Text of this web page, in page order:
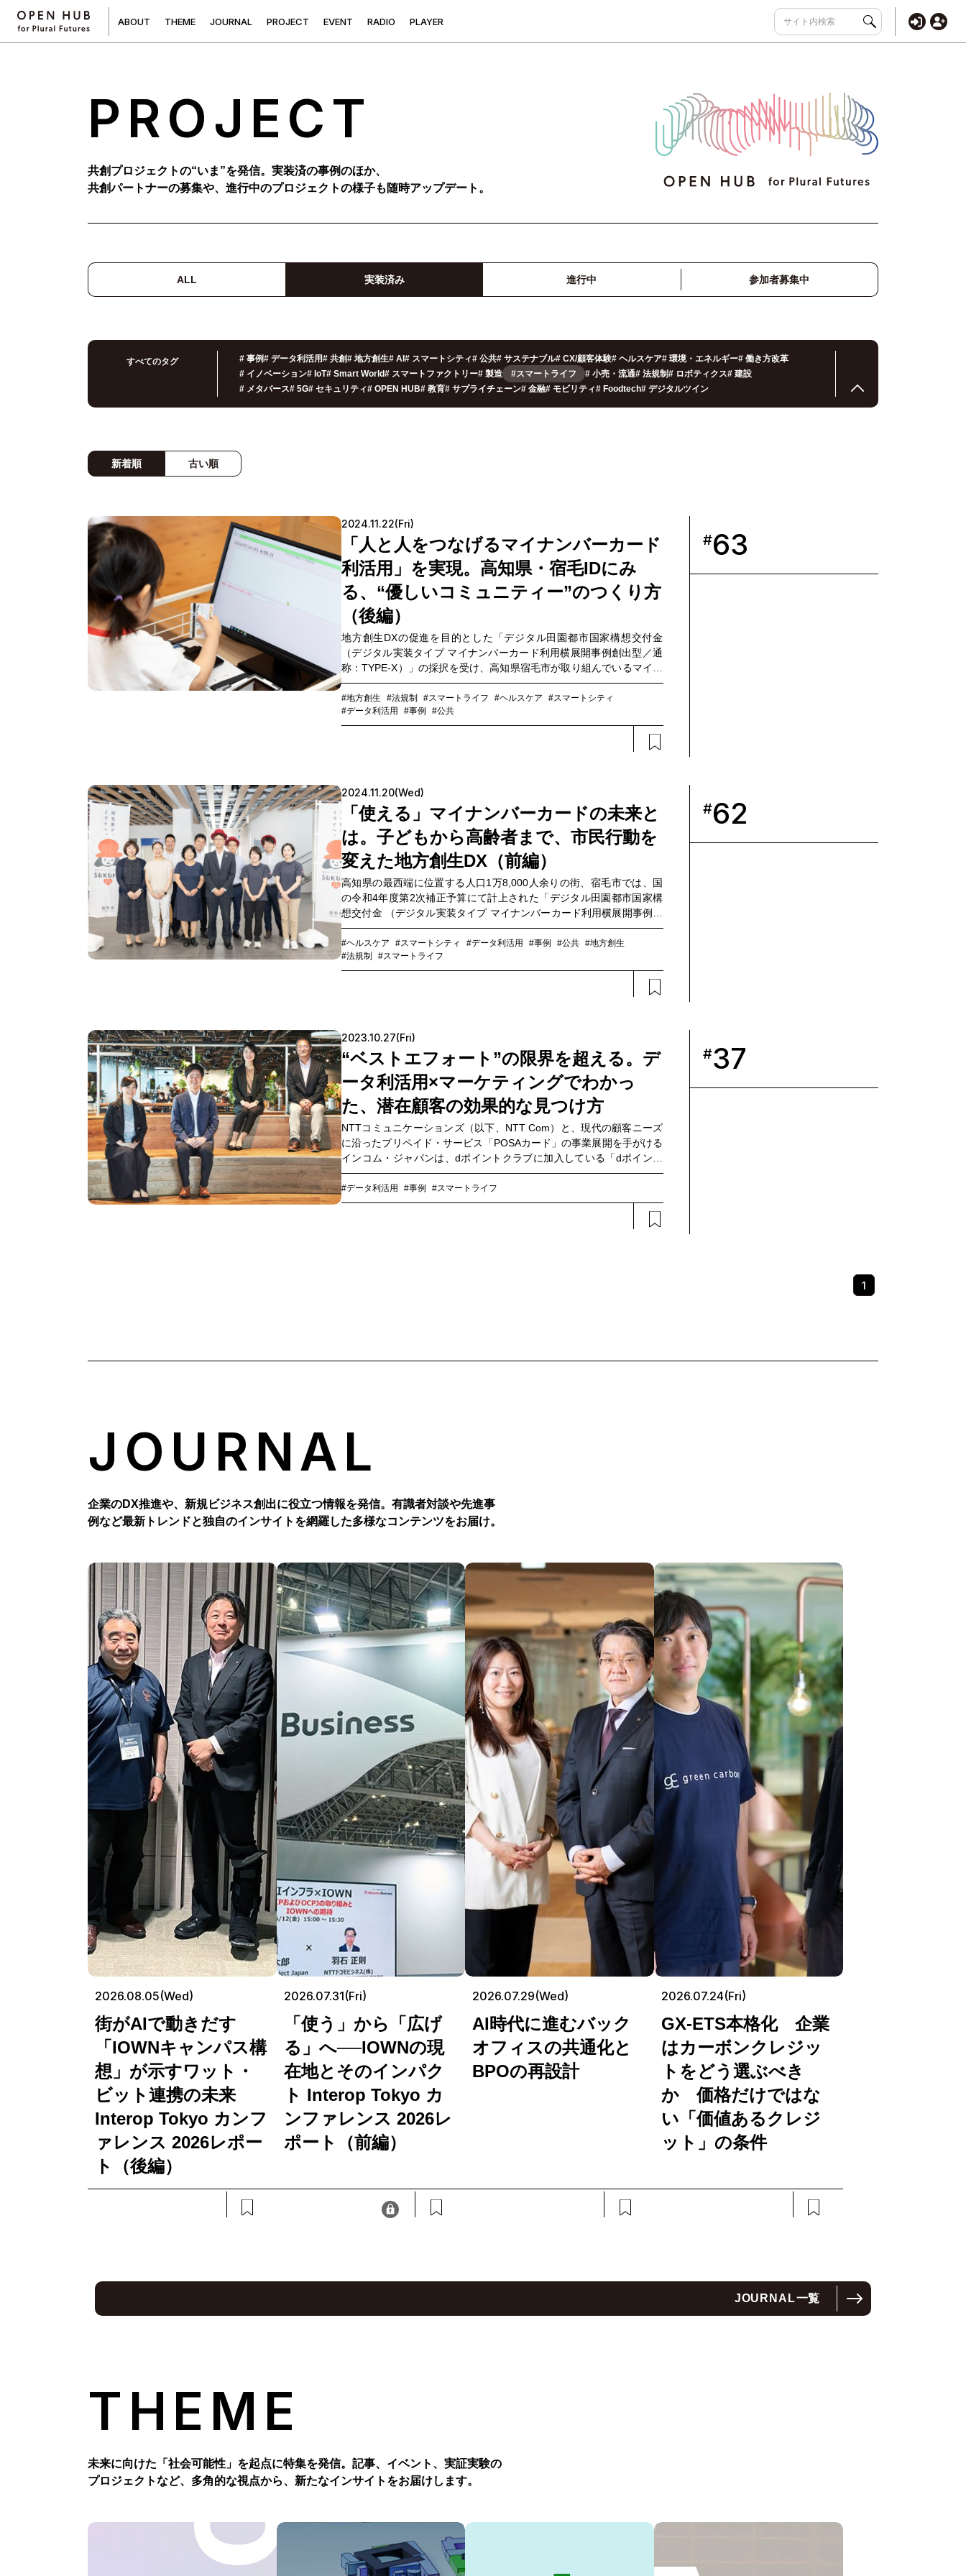
ABOUT THEME JOURNAL PROJECT EVENT RADIO PLAYER
PROJECT
共創プロジェクトの“いま”を発信。実装済の事例のほか、
共創パートナーの募集や、進行中のプロジェクトの様子も随時アップデート。
ALL 実装済み 進行中 参加者募集中
すべてのタグ # 事例# データ利活用# 共創# 地方創生# AI # スマートシティ# 公共# サステナブル# CX/顧客体験# ヘルスケア# 環境・エネルギー# 働き方改革
# イノベーション# IoT# Smart World# スマートファクトリー# 製造 #スマートライフ # 小売・流通# 法規制# ロボティクス# 建設
# メタバース# 5G# セキュリティ# OPEN HUB# 教育# サプライチェーン# 金融# モビリティ# Foodtech# デジタルツイン
新着順 古い順
2024.11.22(Fri)
「人と人をつなげるマイナンバーカード
利活用」を実現。高知県・宿毛IDにみ
る、“優しいコミュニティー”のつくり方
（後編）
地方創生DXの促進を目的とした「デジタル田園都市国家構想交付金
（デジタル実装タイプ マイナンバーカード利用横展開事例創出型／通
称：TYPE-X）」の採択を受け、高知県宿毛市が取り組んでいるマイナ
ンバーカードの市民カード化構想、「宿毛ID」プロジェクト。今回、
そのサービスローンチまでのプロセスを振り返るべく、宿毛市役所の
プロジェクトメンバーと、事業パートナーを務めたNTTコミュニケー
ションズ（以下、NTT Com）の担当者が座談会を実施しました。プロ
ジェクトの発足から構想段階までを取り上げた前編に続いて、後編で
に見えてくる地域社会の未来像などについて語り合います。
#地方創生 #法規制 #スマートライフ #ヘルスケア
#スマートシティ
#データ利活用
#事例 #公共
#63
2024.11.20(Wed)
「使える」マイナンバーカードの未来と
は。子どもから高齢者まで、市民行動を
変えた地方創生DX（前編）
高知県の最西端に位置する人口1万8,000人余りの街、宿毛市では、国
の令和4年度第2次補正予算にて計上された「デジタル田園都市国家構
想交付金 （デジタル実装タイプ マイナンバーカード利用横展開事例創
出型／通称：TYPE-X）」の採択を受け、マイナンバーカードの利用シ
ーン拡大に向けた取り組みに着手。マイナンバーカードの空き領域に
自治体独自のIDシステム「宿毛ID」を格納することで、市民カードと
して、市が提供する各種サービスを利用できる環境を構築し、さらな
る市民サービスの向上や行政の効率化を試みています。今回は、宿毛
Com）の担当者とともに座談会を実施。取り組みを振り返りながら、
これまでの手応えや今後の課題、デジタルの力を活用した地方の社会
課題解決についての展望などを語っていただきました。
#ヘルスケア #スマートシティ #データ利活用 #事例 #公共 #地方創生
#法規制
#スマートライフ
#62
2023.10.27(Fri)
“ベストエフォート”の限界を超える。デ
ータ利活用×マーケティングでわかっ
た、潜在顧客の効果的な見つけ方
NTTコミュニケーションズ（以下、NTT Com）と、現代の顧客ニーズ
に沿ったプリペイド・サービス「POSAカード」の事業展開を手がける
インコム・ジャパンは、dポイントクラブに加入している「dポイント
クラブ会員」（20～40代男女、約3,400万人対象）に対して、共同でマ
ーケティング施策を企画。母数の大きいNTTドコモの会員基盤を活か
しつつ、POSAカードのユーザー層を広げることを目的として複数のス
#データ利活用 #事例 #スマートライフ
#37
1
JOURNAL
企業のDX推進や、新規ビジネス創出に役立つ情報を発信。有識者対談や先進事
例など最新トレンドと独自のインサイトを網羅した多様なコンテンツをお届け。
2026.08.05(Wed)
街がAIで動きだす
「IOWNキャンパス構
想」が示すワット・
ビット連携の未来
Interop Tokyo カンフ
ァレンス 2026レポー
ト（後編）
2026.07.31(Fri)
「使う」から「広げ
る」へ──IOWNの現
在地とそのインパク
ト Interop Tokyo カ
ンファレンス 2026レ
ポート（前編）
2026.07.29(Wed)
AI時代に進むバック
オフィスの共通化と
BPOの再設計
2026.07.24(Fri)
GX-ETS本格化 企業
はカーボンクレジッ
トをどう選ぶべき
か 価格だけではな
い「価値あるクレジ
ット」の条件
JOURNAL一覧
THEME
未来に向けた「社会可能性」を起点に特集を発信。記事、イベント、実証実験の
プロジェクトなど、多角的な視点から、新たなインサイトをお届けします。